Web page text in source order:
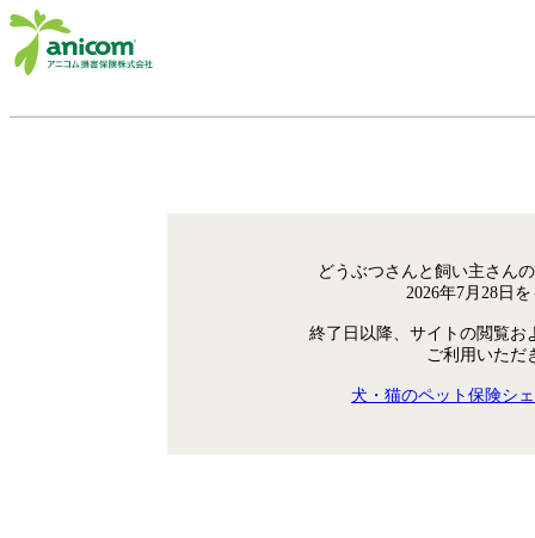
どうぶつさんと飼い主さん
2026年7月28日
終了日以降、サイトの閲覧お
ご利用いただ
犬・猫のペット保険シ